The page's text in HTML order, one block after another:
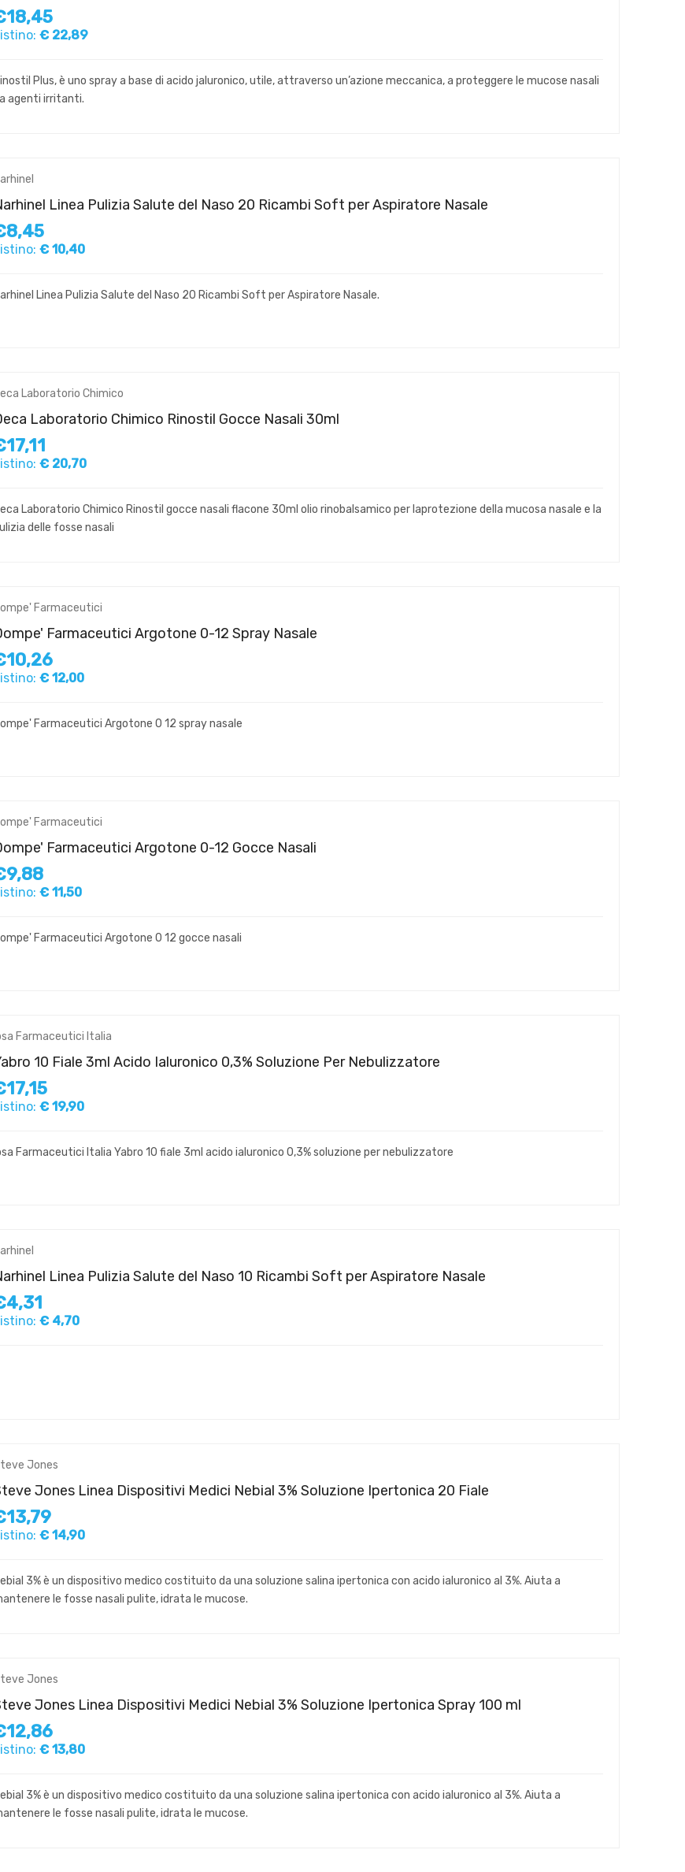
€ 22,89
Plus, è uno spray a base di acido jaluronico, utile, attraverso un’azione meccanica, a proteggere le mucose nasali
agenti irritanti.
Linea Pulizia Salute del Naso 20 Ricambi Soft per Aspiratore Nasale
€ 10,40
Linea Pulizia Salute del Naso 20 Ricambi Soft per Aspiratore Nasale.
Laboratorio Chimico
Laboratorio Chimico Rinostil Gocce Nasali 30ml
€ 20,70
Laboratorio Chimico Rinostil gocce nasali flacone 30ml olio rinobalsamico per laprotezione della mucosa nasale e la
delle fosse nasali
Farmaceutici
Farmaceutici Argotone 0-12 Spray Nasale
€ 12,00
Farmaceutici Argotone 0 12 spray nasale
Farmaceutici
Farmaceutici Argotone 0-12 Gocce Nasali
€ 11,50
Farmaceutici Argotone 0 12 gocce nasali
Farmaceutici Italia
10 Fiale 3ml Acido Ialuronico 0,3% Soluzione Per Nebulizzatore
€ 19,90
Farmaceutici Italia Yabro 10 fiale 3ml acido ialuronico 0,3% soluzione per nebulizzatore
Linea Pulizia Salute del Naso 10 Ricambi Soft per Aspiratore Nasale
€ 4,70
Jones
Jones Linea Dispositivi Medici Nebial 3% Soluzione Ipertonica 20 Fiale
€ 14,90
3% è un dispositivo medico costituito da una soluzione salina ipertonica con acido ialuronico al 3%. Aiuta a
le fosse nasali pulite, idrata le mucose.
Jones
Jones Linea Dispositivi Medici Nebial 3% Soluzione Ipertonica Spray 100 ml
€ 13,80
3% è un dispositivo medico costituito da una soluzione salina ipertonica con acido ialuronico al 3%. Aiuta a
le fosse nasali pulite, idrata le mucose.